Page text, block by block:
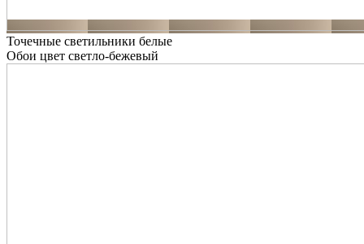
Точечные светильники белые
Обои цвет светло-бежевый